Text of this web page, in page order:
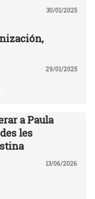
30/01/2025
29/01/2025
a Paula
les
13/06/2026